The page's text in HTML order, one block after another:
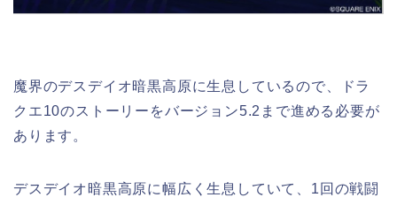
魔界のデスデイオ暗黒高原に生息しているので、ドラ
クエ10のストーリーをバージョン5.2まで進める必要が
あります。
デスデイオ暗黒高原に幅広く生息していて、1回の戦闘